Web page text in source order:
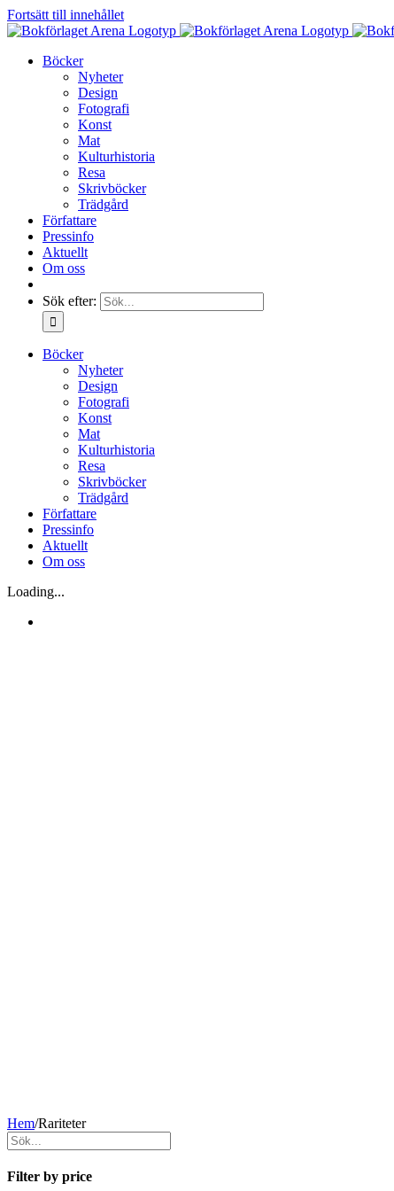
Fortsätt till innehållet
Böcker
Nyheter
Design
Fotografi
Konst
Mat
Kulturhistoria
Resa
Skrivböcker
Trädgård
Författare
Pressinfo
Aktuellt
Om oss
Sök efter:
Böcker
Nyheter
Design
Fotografi
Konst
Mat
Kulturhistoria
Resa
Skrivböcker
Trädgård
Författare
Pressinfo
Aktuellt
Om oss
Loading...
Hem/Rariteter
Filter by price